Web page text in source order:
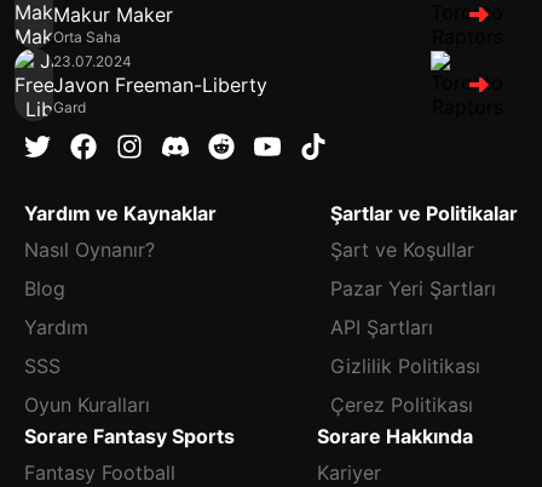
Makur Maker
Orta Saha
23.07.2024
Javon Freeman-Liberty
Gard
Yardım ve Kaynaklar
Nasıl Oynanır?
Blog
Yardım
SSS
Oyun Kuralları
Şartlar ve Politikalar
Şart ve Koşullar
Pazar Yeri Şartları
API Şartları
Gizlilik Politikası
Çerez Politikası
Sorare Fantasy Sports
Fantasy Football
Sorare Hakkında
Kariyer